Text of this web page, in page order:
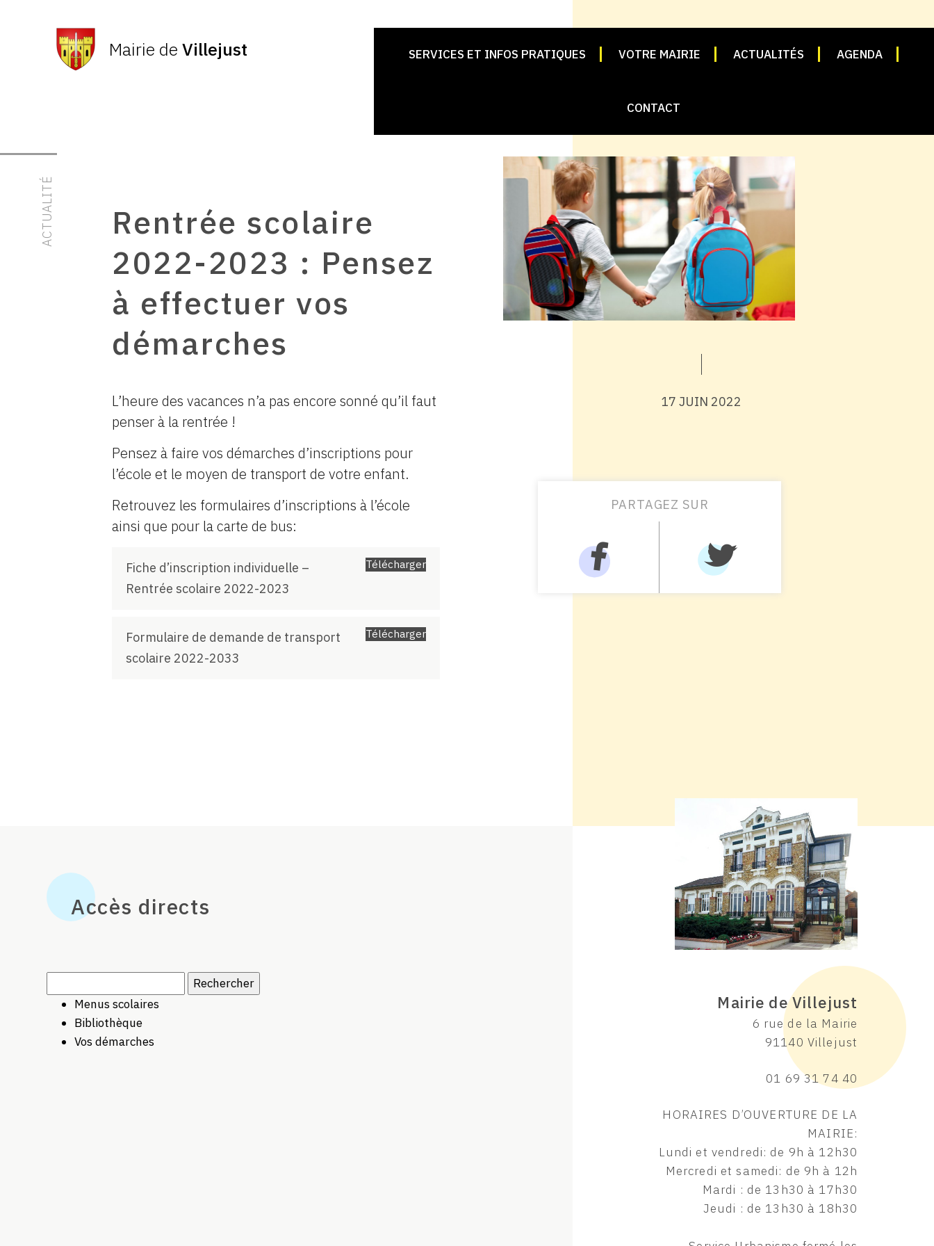
Mairie de Villejust SERVICES ET INFOS PRATIQUES VOTRE MAIRIE ACTUALITÉS AGENDA
CONTACT
ACTUALITÉ
Rentrée scolaire
2022-2023 : Pensez
à effectuer vos
démarches
L’heure des vacances n’a pas encore sonné qu’il faut
penser à la rentrée !
Pensez à faire vos démarches d’inscriptions pour
l’école et le moyen de transport de votre enfant.
Retrouvez les formulaires d’inscriptions à l’école
ainsi que pour la carte de bus:
Fiche d’inscription individuelle –
Rentrée scolaire 2022-2023
Télécharger
Formulaire de demande de transport
scolaire 2022-2033
Télécharger
17 JUIN 2022
PARTAGEZ SUR
Accès directs
Menus scolaires
Bibliothèque
Vos démarches
Mairie de Villejust
6 rue de la Mairie
91140 Villejust
01 69 31 74 40
HORAIRES D’OUVERTURE DE LA
MAIRIE:
Lundi et vendredi: de 9h à 12h30
Mercredi et samedi: de 9h à 12h
Mardi : de 13h30 à 17h30
Jeudi : de 13h30 à 18h30